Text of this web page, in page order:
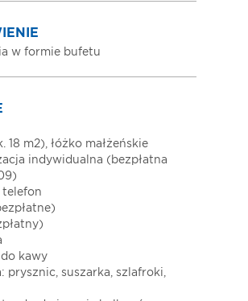
w formie bufetu
18 m2), łóżko małżeńskie
indywidualna (bezpłatna
telefon
kawy
prysznic, suszarka, szlafroki,